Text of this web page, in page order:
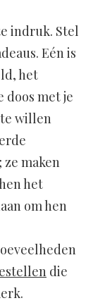
indruk. Stel
Eén is
het
doos met je
willen
maken
het
om hen
die